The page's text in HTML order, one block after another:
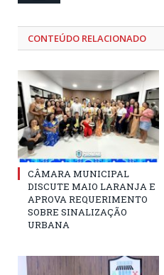
CONTEÚDO RELACIONADO
CÂMARA MUNICIPAL
DISCUTE MAIO LARANJA E
APROVA REQUERIMENTO
SOBRE SINALIZAÇÃO
URBANA